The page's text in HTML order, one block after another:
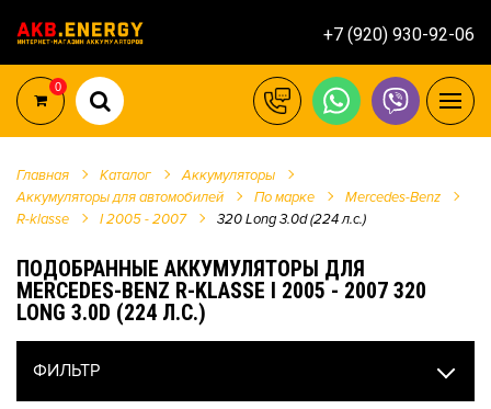
+7 (920) 930-92-06
0
Главная Каталог
Аккумуляторы
Аккумуляторы для автомобилей
По марке
Mercedes-Benz
R-klasse
I 2005 - 2007 320 Long 3.0d (224 л.с.)
ПОДОБРАННЫЕ АККУМУЛЯТОРЫ ДЛЯ
MERCEDES-BENZ R-KLASSE I 2005 - 2007 320
LONG 3.0D (224 Л.С.)
ФИЛЬТР